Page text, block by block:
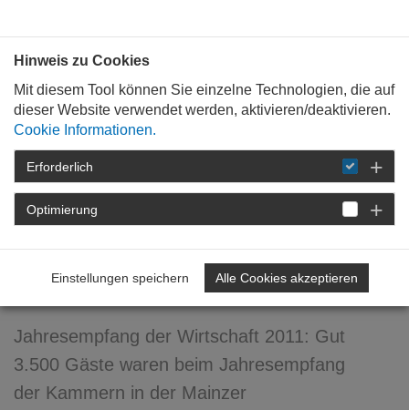
STARTSEITE DETAIL
Nötige Regeln - gute Bildung
- schnelle Entscheidungen
Jahresempfang der Wirtschaft 2011: Gut
3.500 Gäste waren beim Jahresempfang
der Kammern in der Mainzer
Hinweis zu Cookies
Mit diesem Tool können Sie einzelne Technologien, die auf
dieser Website verwendet werden, aktivieren/deaktivieren.
Cookie Informationen.
Erforderlich
Optimierung
Einstellungen speichern Alle Cookies akzeptieren